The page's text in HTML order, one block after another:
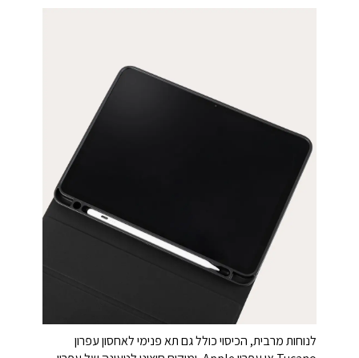
לנוחות מרבית, הכיסוי כולל גם תא פנימי לאחסון עפרון